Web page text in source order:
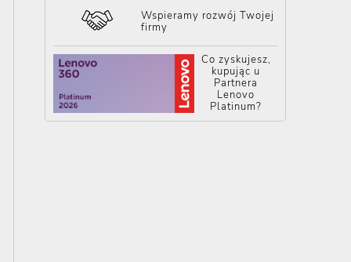
Wspieramy rozwój Twojej
firmy
Co zyskujesz,
kupując u
Partnera
Lenovo
Platinum?